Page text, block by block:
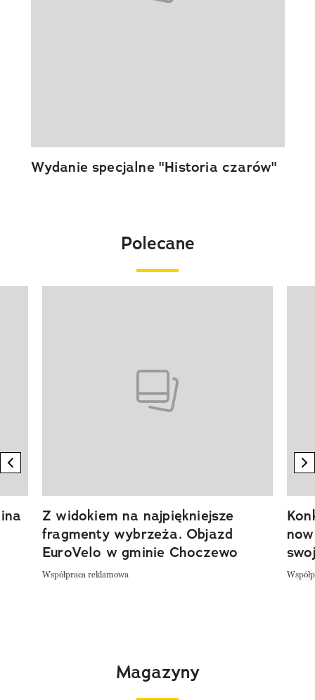
Wydanie specjalne "Historia czarów"
Polecane
previous element
Z widokiem na najpiękniejsze
fragmenty wybrzeża. Objazd
EuroVelo w gminie Choczewo
Współpraca reklamowa
Magazyny